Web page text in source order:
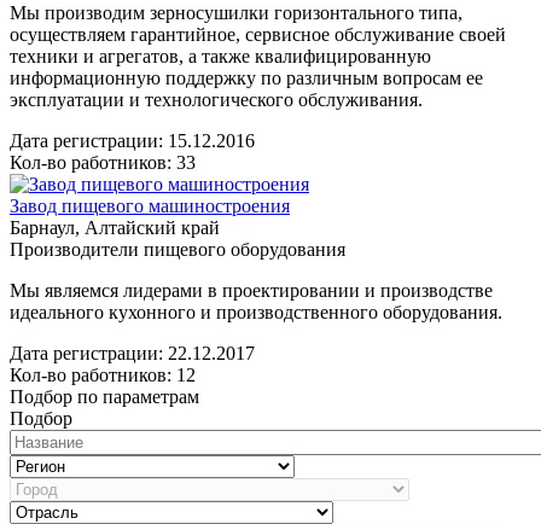
Мы производим зерносушилки горизонтального типа,
осуществляем гарантийное, сервисное обслуживание своей
техники и агрегатов, а также квалифицированную
информационную поддержку по различным вопросам ее
эксплуатации и технологического обслуживания.
Дата регистрации: 15.12.2016
Кол-во работников: 33
Завод пищевого машиностроения
Барнаул, Алтайский край
Производители пищевого оборудования
Мы являемся лидерами в проектировании и производстве
идеального кухонного и производственного оборудования.
Дата регистрации: 22.12.2017
Кол-во работников: 12
Подбор по параметрам
Подбор